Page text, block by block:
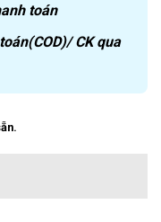
toán
CK qua